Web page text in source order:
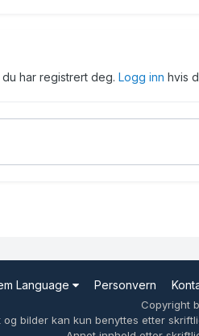
har registrert deg. Logg inn hvis
Language Personvern
Copyright
og bilder kan kun benyttes etter